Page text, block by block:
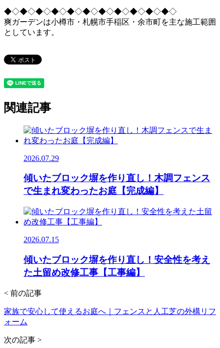
◆◇◆◇◆◇◆◇◆◇◆◇◆◇◆◇◆◇◆◇◆◇
爽ガーデンは小樽市・札幌市手稲区・余市町を主な施工範囲
としています。
関連記事
2026.07.29
傾いたブロック塀を作り直し！木調フェンス
で生まれ変わったお庭【完成編】
2026.07.15
傾いたブロック塀を作り直し！安全性を考え
た土留め改修工事【工事編】
< 前の記事
家族で安心して使えるお庭へ｜フェンスと人工芝の外構リフ
ォーム
次の記事 >